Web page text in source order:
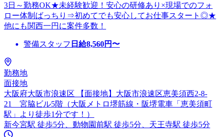
3日～勤務OK★未経験歓迎！安心の研修あり×現場でのフォ
ロー体制ばっちり⇒初めてでも安心してお仕事スタート◎★
他にも関西一円に案件多数！
警備スタッフ 日給8,560円〜
勤務地
面接地
大阪府大阪市浪速区 【面接地】大阪市浪速区恵美須西2-8-
21 宮脇ビル5階（大阪メトロ堺筋線・阪堺電車「恵美須町
駅」より徒歩1分です！）
新今宮駅 徒歩5分、動物園前駅 徒歩5分、天王寺駅 徒歩5分